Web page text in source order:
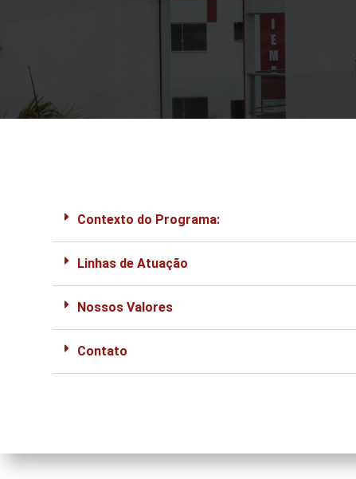
Contexto do Programa:
Linhas de Atuação
Nossos Valores
Contato